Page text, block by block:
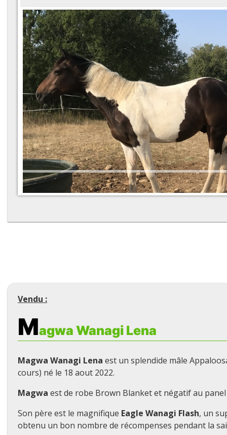
Vendu :
Magwa Wanagi Lena
Magwa Wanagi Lena est un splendide mâle
cours) né le 18 aout 2022.
Magwa est de robe Brown Blanket et négatif au
Son père est le magnifique Eagle Wanagi Flash, un
obtenu un bon nombre de récompenses pendant la